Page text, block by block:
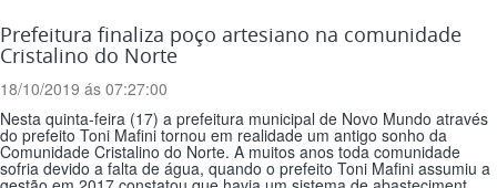
Prefeitura finaliza poço artesiano na comunidade
Cristalino do Norte
18/10/2019 ás 07:27:00
Nesta quinta-feira (17) a prefeitura municipal de Novo Mundo através
do prefeito Toni Mafini tornou em realidade um antigo sonho da
Comunidade Cristalino do Norte. A muitos anos toda comunidade
sofria devido a falta de água, quando o prefeito Toni Mafini assumiu a